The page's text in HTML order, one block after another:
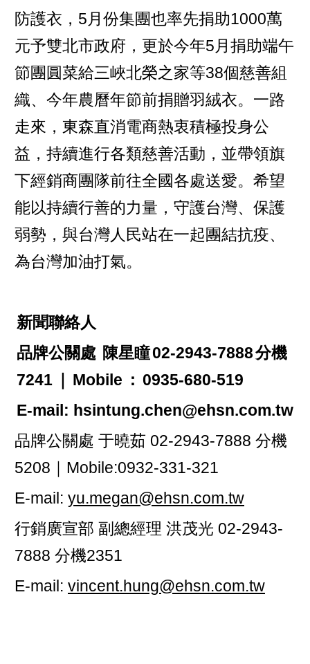
防護衣，5月份集團也率先捐助1000萬
元予雙北市政府，更於今年5月捐助端午
節團圓菜給三峽北榮之家等38個慈善組
織、今年農曆年節前捐贈羽絨衣。一路
走來，東森直消電商熱衷積極投身公
益，持續進行各類慈善活動，並帶領旗
下經銷商團隊前往全國各處送愛。希望
能以持續行善的力量，守護台灣、保護
弱勢，與台灣人民站在一起團結抗疫、
為台灣加油打氣。
新聞聯絡人
品牌公關處 陳星瞳02-2943-7888分機
7241
Mobile ： 0935-680-519
E-mail: hsintung.chen@ehsn.com.tw
品牌公關處 于曉茹 02-2943-7888 分機
5208｜Mobile:0932-331-321
E-mail: yu.megan@ehsn.com.tw
行銷廣宣部 副總經理 洪茂光 02-2943-
7888 分機2351
E-mail: vincent.hung@ehsn.com.tw